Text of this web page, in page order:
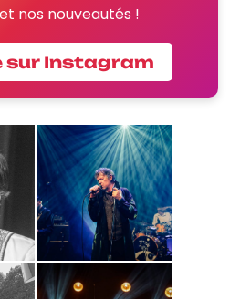
nos nouveautés !
sur Instagram